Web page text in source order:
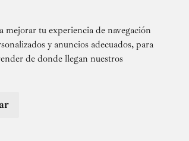
mejorar tu experiencia de navegación
y anuncios adecuados, para
de donde llegan nuestros